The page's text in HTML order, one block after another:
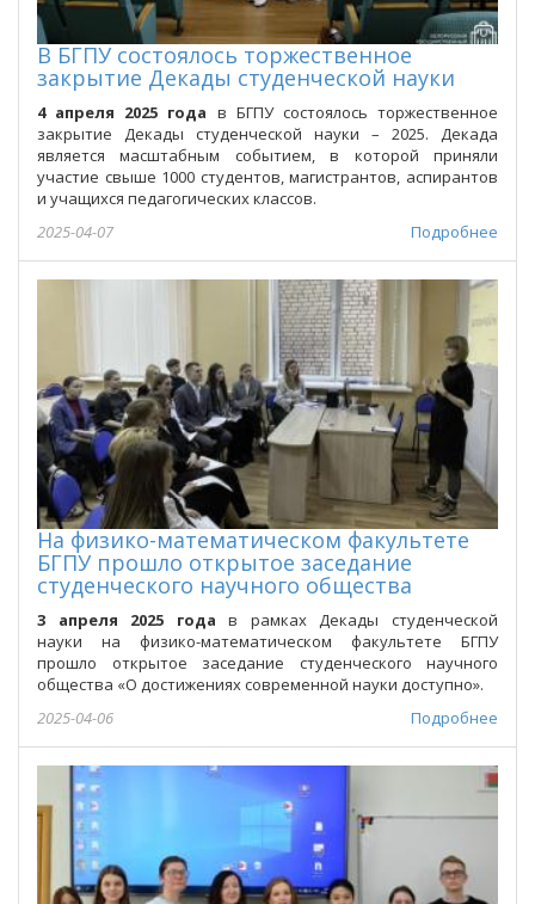
В БГПУ состоялось торжественное
закрытие Декады студенческой науки
4 апреля 2025 года в БГПУ состоялось торжественное
закрытие Декады студенческой науки – 2025. Декада
является масштабным событием, в которой приняли
участие свыше 1000 студентов, магистрантов, аспирантов
и учащихся педагогических классов.
Подробнее
2025-04-07
На физико-математическом факультете
БГПУ прошло открытое заседание
студенческого научного общества
3 апреля 2025 годав рамках Декады студенческой
науки на физико-математическом факультете БГПУ
прошло открытое заседание студенческого научного
общества «О достижениях современной науки доступно».
Подробнее
2025-04-06